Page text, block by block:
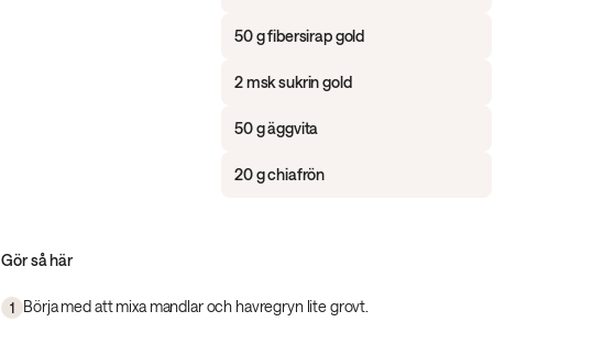
50 g fibersirap gold
2 msk sukrin gold
50 g äggvita
20 g chiafrön
Gör så här
1 Börja med att mixa mandlar och havregryn lite grovt.